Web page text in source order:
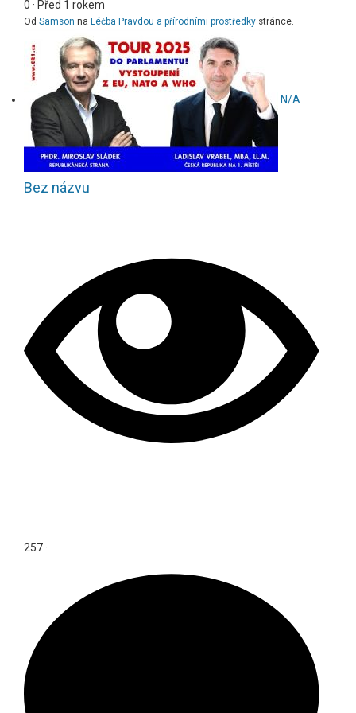
0 · Před 1 rokem
Od Samson na Léčba Pravdou a přírodními prostředky stránce.
N/A
Bez názvu
257 ·